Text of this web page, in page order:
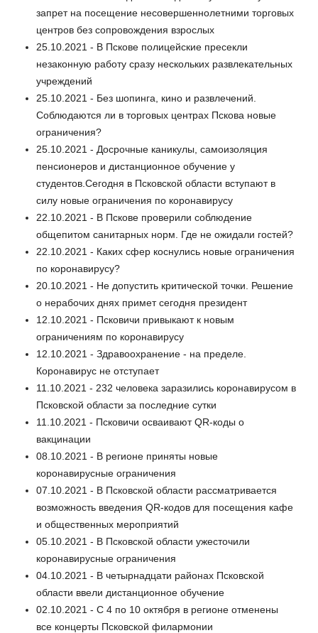
запрет на посещение несовершеннолетними торговых
центров без сопровождения взрослых
25.10.2021 - В Пскове полицейские пресекли
незаконную работу сразу нескольких развлекательных
учреждений
25.10.2021 - Без шопинга, кино и развлечений.
Соблюдаются ли в торговых центрах Пскова новые
ограничения?
25.10.2021 - Досрочные каникулы, самоизоляция
пенсионеров и дистанционное обучение у
студентов.Сегодня в Псковской области вступают в
силу новые ограничения по коронавирусу
22.10.2021 - В Пскове проверили соблюдение
общепитом санитарных норм. Где не ожидали гостей?
22.10.2021 - Каких сфер коснулись новые ограничения
по коронавирусу?
20.10.2021 - Не допустить критической точки. Решение
о нерабочих днях примет сегодня президент
12.10.2021 - Псковичи привыкают к новым
ограничениям по коронавирусу
12.10.2021 - Здравоохранение - на пределе.
Коронавирус не отступает
11.10.2021 - 232 человека заразились коронавирусом в
Псковской области за последние сутки
11.10.2021 - Псковичи осваивают QR-коды о
вакцинации
08.10.2021 - В регионе приняты новые
коронавирусные ограничения
07.10.2021 - В Псковской области рассматривается
возможность введения QR-кодов для посещения кафе
и общественных мероприятий
05.10.2021 - В Псковской области ужесточили
коронавирусные ограничения
04.10.2021 - В четырнадцати районах Псковской
области ввели дистанционное обучение
02.10.2021 - С 4 по 10 октября в регионе отменены
все концерты Псковской филармонии